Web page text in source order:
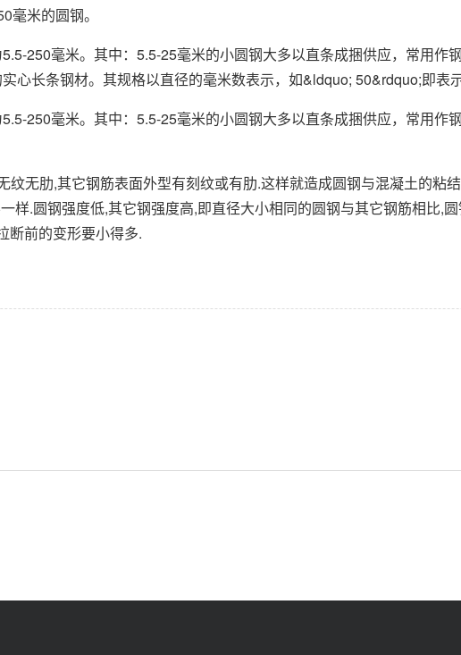
毫米的圆钢。
250毫米。其中：5.5-25毫米的小圆钢大多以直条成捆供应，常用
心长条钢材。其规格以直径的毫米数表示，如&ldquo; 50&rdquo;即表
250毫米。其中：5.5-25毫米的小圆钢大多以直条成捆供应，常用
无肋,其它钢筋表面外型有刻纹或有肋.这样就造成圆钢与混凝土的粘
样.圆钢强度低,其它钢强度高,即直径大小相同的圆钢与其它钢筋相比,
断前的变形要小得多.